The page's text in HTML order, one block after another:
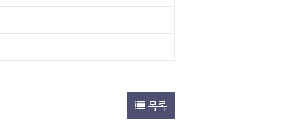
목록